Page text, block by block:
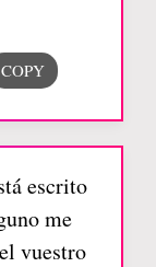
escrito
me
vuestro